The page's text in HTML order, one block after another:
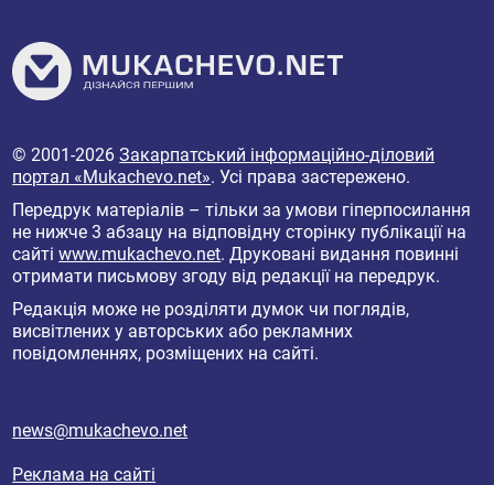
© 2001-2026Закарпатський інформаційно-діловий
портал «Mukachevo.net». Усі права застережено.
Передрук матеріалів – тільки за умови гіперпосилання
не нижче 3 абзацу на відповідну сторінку публікації на
сайтіwww.mukachevo.net. Друковані видання повинні
отримати письмову згоду від редакції на передрук.
Редакція може не розділяти думок чи поглядів,
висвітлених у авторських або рекламних
повідомленнях, розміщених на сайті.
news@mukachevo.net
Реклама на сайті